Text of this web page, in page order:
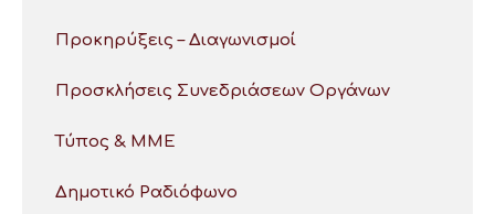
Προκηρύξεις – Διαγωνισμοί
Προσκλήσεις Συνεδριάσεων Οργάνων
Τύπος & ΜΜΕ
Δημοτικό Ραδιόφωνο